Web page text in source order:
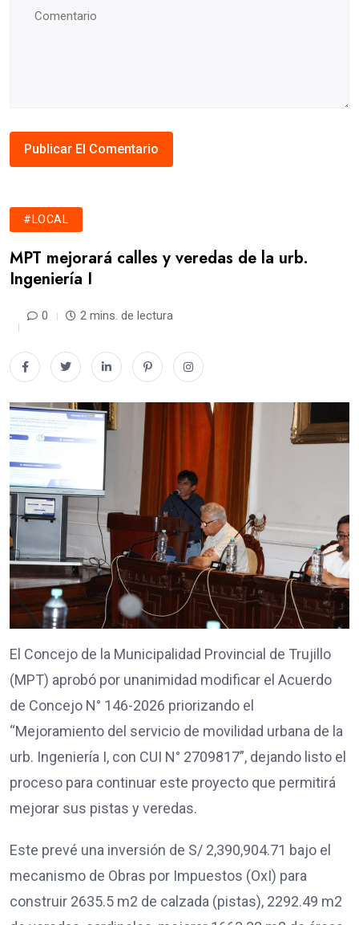
#LOCAL
MPT mejorará calles y veredas de la urb.
Ingeniería I
0 2 mins. de lectura
El Concejo de la Municipalidad Provincial de Trujillo
(MPT) aprobó por unanimidad modificar el Acuerdo
de Concejo N° 146-2026 priorizando el
“Mejoramiento del servicio de movilidad urbana de la
urb. Ingeniería I, con CUI N° 2709817”, dejando listo el
proceso para continuar este proyecto que permitirá
mejorar sus pistas y veredas.
Este prevé una inversión de S/ 2,390,904.71 bajo el
mecanismo de Obras por Impuestos (OxI) para
construir 2635.5 m2 de calzada (pistas), 2292.49 m2